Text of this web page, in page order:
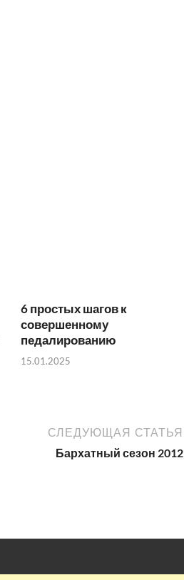
6 простых шагов к
совершенному
педалированию
15.01.2025
СЛЕДУЮЩАЯ СТАТЬЯ
Бархатный сезон 2012